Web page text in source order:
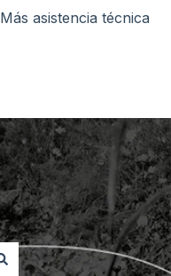
Más asistencia técnica